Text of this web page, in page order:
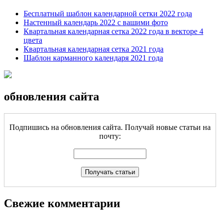
Бесплатный шаблон календарной сетки 2022 года
Настенный календарь 2022 с вашими фото
Квартальная календарная сетка 2022 года в векторе 4
цвета
Квартальная календарная сетка 2021 года
Шаблон карманного календаря 2021 года
обновления сайта
Подпишись на обновления сайта. Получай новые статьи на
почту:
Свежие комментарии